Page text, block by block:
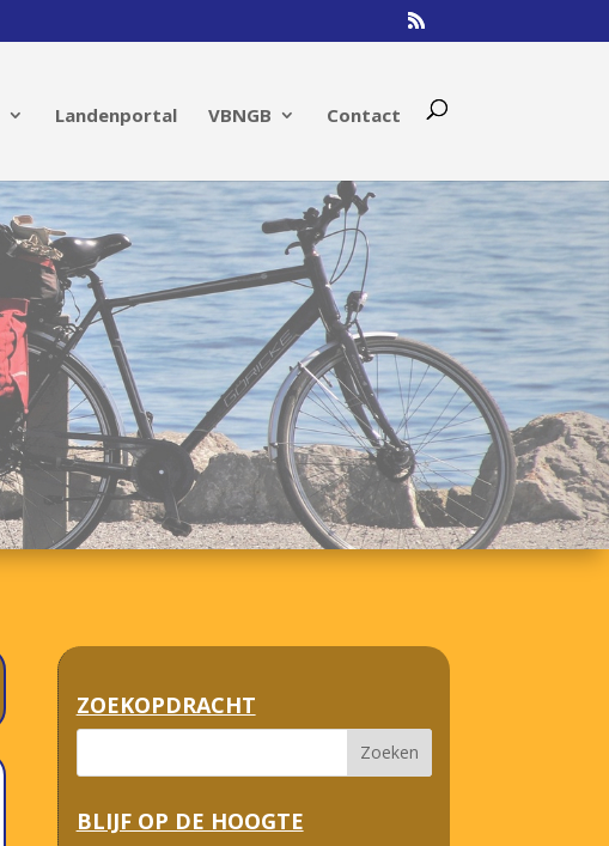
Landenportal VBNGB Contact
ZOEKOPDRACHT
BLIJF OP DE HOOGTE